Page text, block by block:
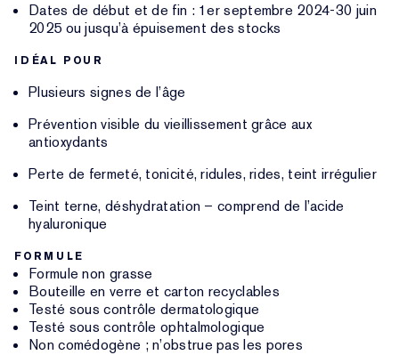
Dates de début et de fin : 1er septembre 2024-30 juin
2025 ou jusqu’à épuisement des stocks
IDÉAL POUR
Plusieurs signes de l’âge
Prévention visible du vieillissement grâce aux
antioxydants
Perte de fermeté, tonicité, ridules, rides, teint irrégulier
Teint terne, déshydratation – comprend de l’acide
hyaluronique
FORMULE
Formule non grasse
Bouteille en verre et carton recyclables
Testé sous contrôle dermatologique
Testé sous contrôle ophtalmologique
Non comédogène ; n’obstrue pas les pores